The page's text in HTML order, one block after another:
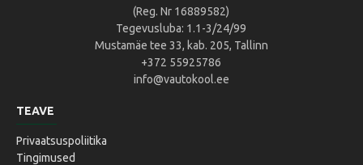
(Reg. Nr 16889582)
Tegevusluba: 1.1-3/24/99
Mustamäe tee 33, kab. 205, Tallinn
+372 55925786
info@vautokool.ee
TEAVE
Privaatsuspoliitika
Tingimused